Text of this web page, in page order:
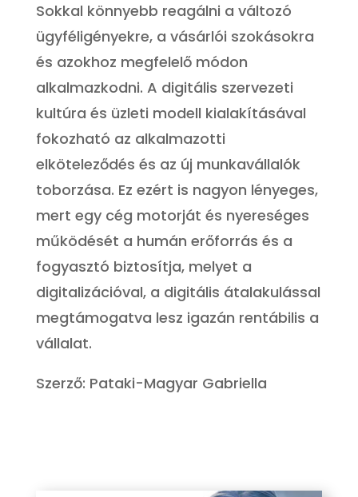
Sokkal könnyebb reagálni a változó
ügyféligényekre, a vásárlói szokásokra
és azokhoz megfelelő módon
alkalmazkodni. A digitális szervezeti
kultúra és üzleti modell kialakításával
fokozható az alkalmazotti
elköteleződés és az új munkavállalók
toborzása. Ez ezért is nagyon lényeges,
mert egy cég motorját és nyereséges
működését a humán erőforrás és a
fogyasztó biztosítja, melyet a
digitalizációval, a digitális átalakulással
megtámogatva lesz igazán rentábilis a
vállalat.
Szerző: Pataki-Magyar Gabriella